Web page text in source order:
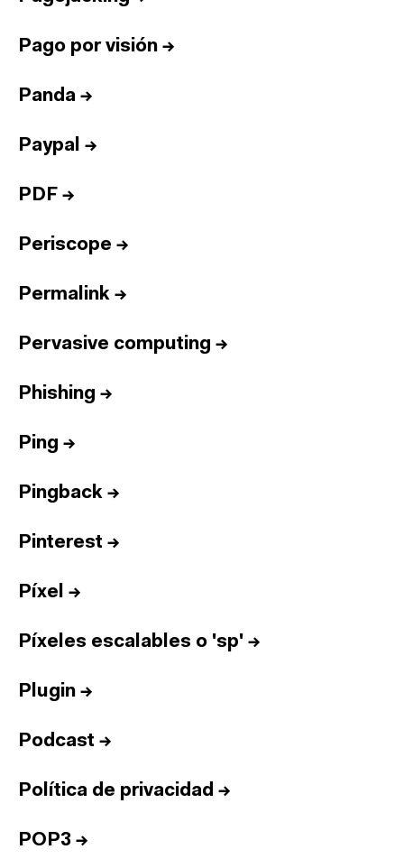
Pago por visión →
Panda →
Paypal →
PDF →
Periscope →
Permalink →
Pervasive computing →
Phishing →
Ping →
Pingback →
Pinterest →
Píxel →
Píxeles escalables o 'sp' →
Plugin →
Podcast →
Política de privacidad →
POP3 →